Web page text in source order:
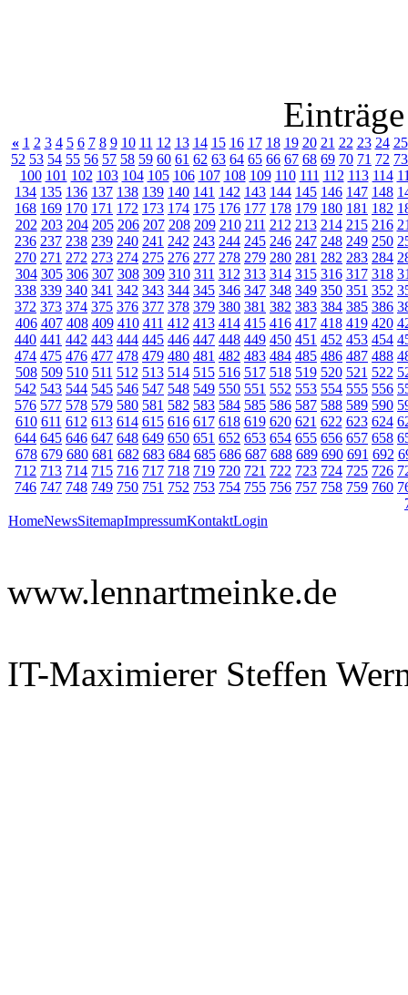
« 1 2 3 4 5 6 7 8 9 10 11 12 13 14 15 16 17 18 19 20 21 22 23 24 25
52 53 54 55 56 57 58 59 60 61 62 63 64 65 66 67 68 69 70 71 72 73
100 101 102 103 104 105 106 107 108 109 110 111 112 113 114
134 135 136 137 138 139 140 141 142 143 144 145 146 147 148
168 169 170 171 172 173 174 175 176 177 178 179 180 181 182
202 203 204 205 206 207 208 209 210 211 212 213 214 215 216
236 237 238 239 240 241 242 243 244 245 246 247 248 249 250
270 271 272 273 274 275 276 277 278 279 280 281 282 283 284
304 305 306 307 308 309 310 311 312 313 314 315 316 317 318
338 339 340 341 342 343 344 345 346 347 348 349 350 351 352
372 373 374 375 376 377 378 379 380 381 382 383 384 385 386
406 407 408 409 410 411 412 413 414 415 416 417 418 419 420
440 441 442 443 444 445 446 447 448 449 450 451 452 453 454
474 475 476 477 478 479 480 481 482 483 484 485 486 487 488
508 509 510 511 512 513 514 515 516 517 518 519 520 521 522
542 543 544 545 546 547 548 549 550 551 552 553 554 555 556
576 577 578 579 580 581 582 583 584 585 586 587 588 589 590
610 611 612 613 614 615 616 617 618 619 620 621 622 623 624
644 645 646 647 648 649 650 651 652 653 654 655 656 657 658
678 679 680 681 682 683 684 685 686 687 688 689 690 691 692
712 713 714 715 716 717 718 719 720 721 722 723 724 725 726
746 747 748 749 750 751 752 753 754 755 756 757 758 759 760
HomeNewsSitemapImpressumKontaktLogin
www.lennartmeinke.de
IT-Maximierer Steffen